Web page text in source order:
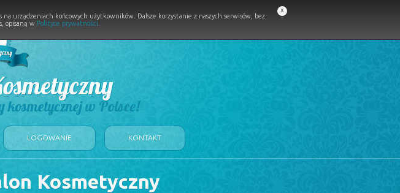
w Polsce!
LOGOWANIE KONTAKT
Kosmetyczny
urządzeniach końcowych użytkowników. Dalsze korzystanie z naszych serwisów, bez
opisaną w Polityce prywatności
x